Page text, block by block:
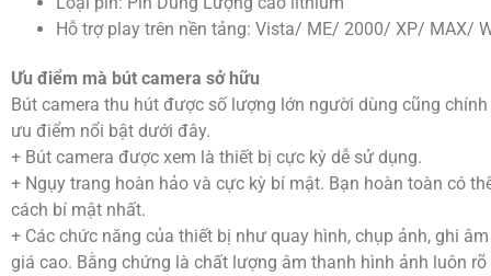
Hỗ trợ play trên nền tảng: Vista/ ME/ 2000/ XP/ MAX/
Ưu điểm mà bút camera sở hữu
Bút camera thu hút được số lượng lớn người dùng cũng
ưu điểm nổi bật dưới đây.
+ Bút camera được xem là thiết bị cực kỳ dễ sử dụng.
+ Ngụy trang hoàn hảo và cực kỳ bí mật. Bạn hoàn toàn có
cách bí mật nhất.
+ Các chức năng của thiết bị như quay hình, chụp ảnh, ghi
giá cao. Bằng chứng là chất lượng âm thanh hình ảnh luôn rõ